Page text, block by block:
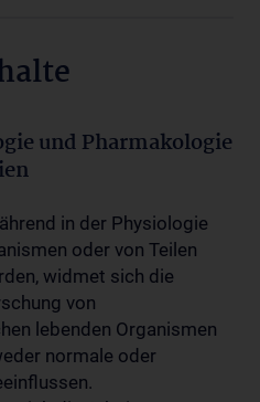
und Pharmakologie
in der Physiologie
oder von Teilen
widmet sich die
von
lebenden Organismen
normale oder